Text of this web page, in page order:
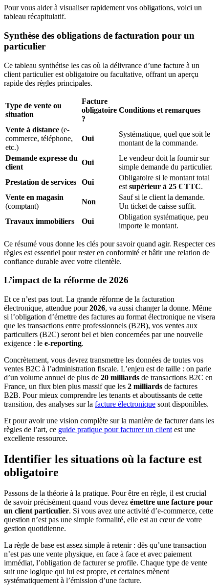
Pour vous aider à visualiser rapidement vos obligations, voici un
tableau récapitulatif.
Synthèse des obligations de facturation pour un
particulier
Ce tableau synthétise les cas où la délivrance d’une facture à un
client particulier est obligatoire ou facultative, offrant un aperçu
rapide des règles principales.
Type de vente ou
situation
Facture
obligatoire
?
Conditions et remarques
Vente à distance (e-
commerce, téléphone,
etc.)
Oui
Systématique, quel que soit le
montant de la commande.
Demande expresse du
client
Oui
Le vendeur doit la fournir sur
simple demande du particulier.
Prestation de services
Oui
Obligatoire si le montant total
est supérieur à 25 € TTC.
Vente en magasin
(comptant)
Non
Sauf si le client la demande.
Un ticket de caisse suffit.
Travaux immobiliers
Oui
Obligation systématique, peu
importe le montant.
Ce résumé vous donne les clés pour savoir quand agir. Respecter ces
règles est essentiel pour rester en conformité et bâtir une relation de
confiance durable avec votre clientèle.
L’impact de la réforme de 2026
Et ce n’est pas tout. La grande réforme de la facturation
électronique, attendue pour2026, va aussi changer la donne. Même
si l’obligation d’émettre des factures au format électronique ne visera
que les transactions entre professionnels (B2B), vos ventes aux
particuliers (B2C) seront bel et bien concernées par une nouvelle
exigence : le e-reporting.
Concrètement, vous devrez transmettre les données de toutes vos
ventes B2C à l’administration fiscale. L’enjeu est de taille : on parle
d’un volume annuel de plus de 20 milliards de transactions B2C en
France, un flux bien plus massif que les 2 milliards de factures
B2B. Pour mieux comprendre les tenants et aboutissants de cette
transition, des analyses sur la facture électronique sont disponibles.
Et pour avoir une vision complète sur la manière de facturer dans les
règles de l’art, ce guide pratique pour facturer un client est une
excellente ressource.
Identifier les situations où la facture est
obligatoire
Passons de la théorie à la pratique. Pour être en règle, il est crucial
de savoir précisément quand vous devez émettre une facture pour
un client particulier. Si vous avez une activité d’e-commerce, cette
question n’est pas une simple formalité, elle est au cœur de votre
gestion quotidienne.
La règle de base est assez simple à retenir : dès qu’une transaction
n’est pas une vente physique, en face à face et avec paiement
immédiat, l’obligation de facturer se profile. Chaque type de vente
suit une logique qui lui est propre, et certaines mènent
systématiquement à l’émission d’une facture.